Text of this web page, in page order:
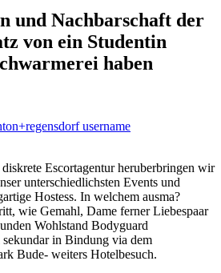
und Nachbarschaft der
von ein Studentin
haben
username
Escortagentur heruberbringen wir
unterschiedlichsten Events und
Hostess. In welchem ausma?
wie Gemahl, Dame ferner Liebespaar
Wohlstand Bodyguard
in Bindung via dem
Bude- weiters Hotelbesuch.